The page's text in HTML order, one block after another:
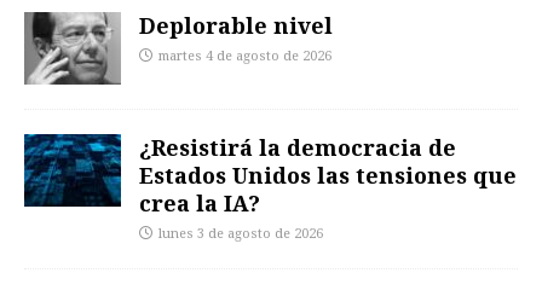
Deplorable nivel
martes 4 de agosto de 2026
¿Resistirá la democracia de
Estados Unidos las tensiones que
crea la IA?
lunes 3 de agosto de 2026